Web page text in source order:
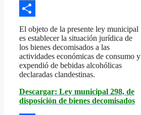
Email
Compartir
El objeto de la presente ley municipal
es establecer la situación jurídica de
los bienes decomisados a las
actividades económicas de consumo y
expendió de bebidas alcohólicas
declaradas clandestinas.
Descargar: Ley municipal 298, de
disposición de bienes decomisados